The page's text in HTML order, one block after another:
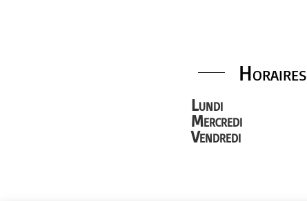
Horaires
Lundi
Mercredi
Vendredi